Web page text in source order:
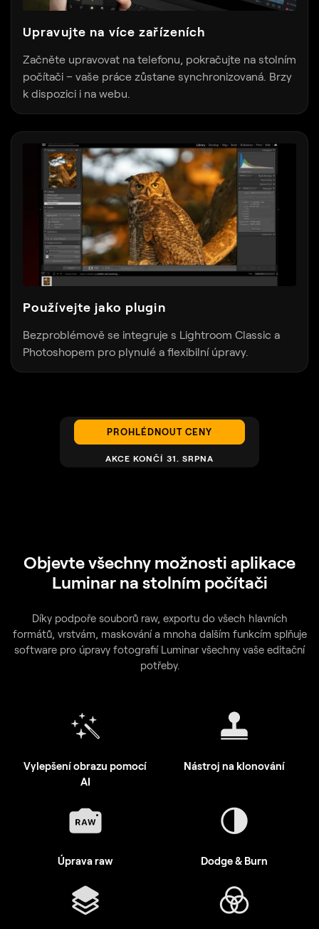
Upravujte na více zařízeních
Začněte upravovat na telefonu, pokračujte na stolním
počítači – vaše práce zůstane synchronizovaná. Brzy
k dispozici i na webu.
Používejte jako plugin
Bezproblémově se integruje s Lightroom Classic a
Photoshopem pro plynulé a flexibilní úpravy.
PROHLÉDNOUT CENY
AKCE KONČÍ 31. SRPNA
Objevte všechny možnosti aplikace
Luminar na stolním počítači
Díky podpoře souborů raw, exportu do všech hlavních
formátů, vrstvám, maskování a mnoha dalším funkcím splňuje
software pro úpravy fotografií Luminar všechny vaše editační
potřeby.
Vylepšení obrazu pomocí
AI
Nástroj na klonování
Úprava raw Dodge & Burn